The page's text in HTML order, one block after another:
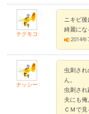
テクモコ
ニキビ
綺麗にな
2014
ナッシー
虫刺さ
ん。
虫刺され
夫にも俺
ＣＭで